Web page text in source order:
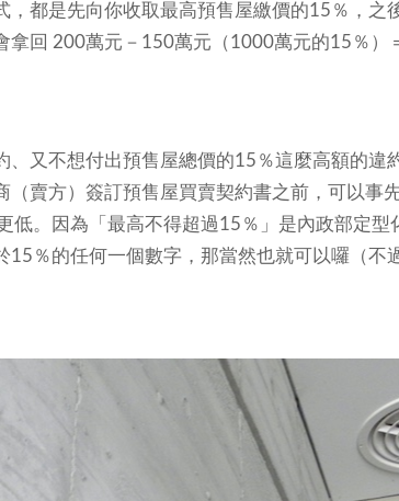
，都是先向你收取最高預售屋繳價的15％，之
拿回 200萬元－150萬元（1000萬元的15％）
、又不想付出預售屋總價的15％這麼高額的違
（賣方）簽訂預售屋買賣契約書之前，可以事
低。因為「最高不得超過15％」是內政部定型
15％的任何一個數字，那當然也就可以囉（不